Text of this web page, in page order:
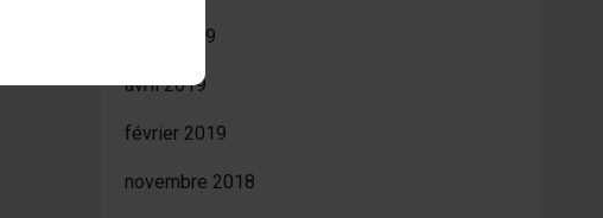
juillet 2019
avril 2019
février 2019
novembre 2018